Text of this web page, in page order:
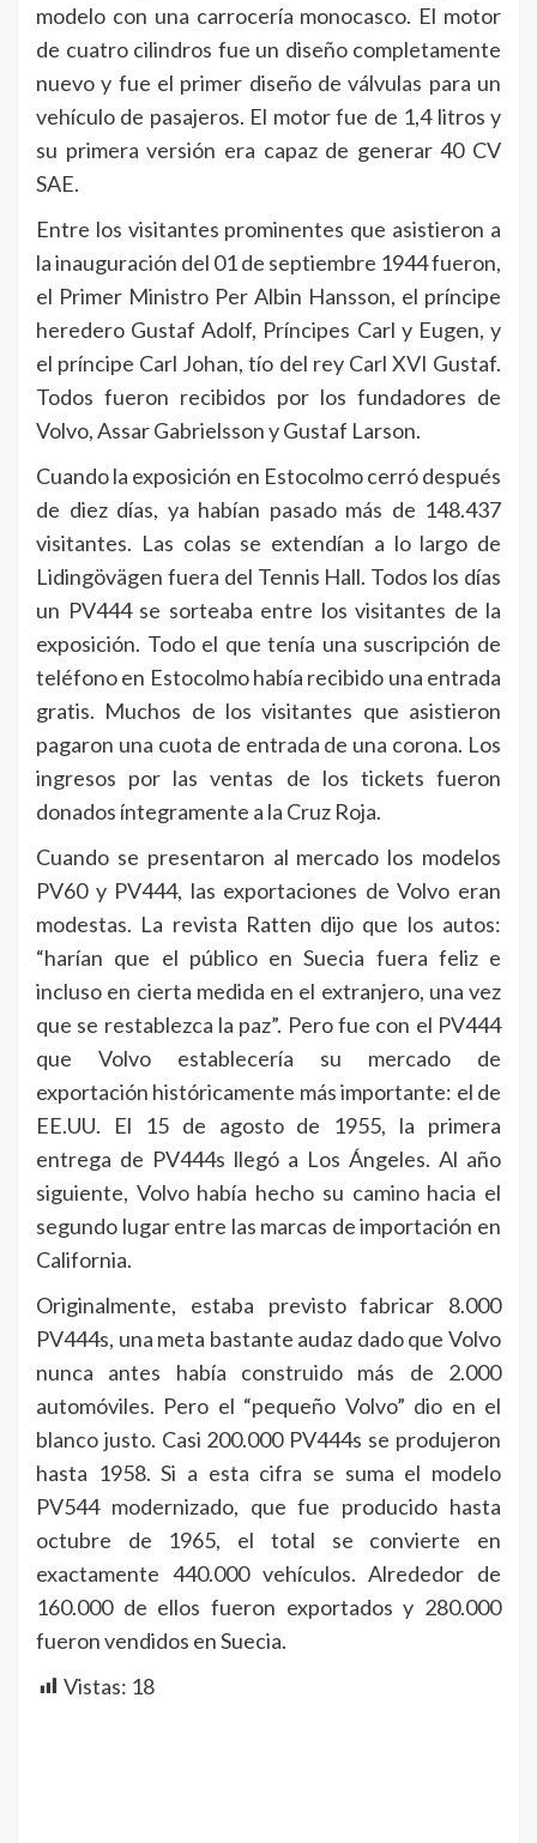
modelo con una carrocería monocasco. El motor
de cuatro cilindros fue un diseño completamente
nuevo y fue el primer diseño de válvulas para un
vehículo de pasajeros. El motor fue de 1,4 litros y
su primera versión era capaz de generar 40 CV
SAE.
Entre los visitantes prominentes que asistieron a
la inauguración del 01 de septiembre 1944 fueron,
el Primer Ministro Per Albin Hansson, el príncipe
heredero Gustaf Adolf, Príncipes Carl y Eugen, y
el príncipe Carl Johan, tío del rey Carl XVI Gustaf.
Todos fueron recibidos por los fundadores de
Volvo, Assar Gabrielsson y Gustaf Larson.
Cuando la exposición en Estocolmo cerró después
de diez días, ya habían pasado más de 148.437
visitantes. Las colas se extendían a lo largo de
Lidingövägen fuera del Tennis Hall. Todos los días
un PV444 se sorteaba entre los visitantes de la
exposición. Todo el que tenía una suscripción de
teléfono en Estocolmo había recibido una entrada
gratis. Muchos de los visitantes que asistieron
pagaron una cuota de entrada de una corona. Los
ingresos por las ventas de los tickets fueron
donados íntegramente a la Cruz Roja.
Cuando se presentaron al mercado los modelos
PV60 y PV444, las exportaciones de Volvo eran
modestas. La revista Ratten dijo que los autos:
“harían que el público en Suecia fuera feliz e
incluso en cierta medida en el extranjero, una vez
que se restablezca la paz”. Pero fue con el PV444
que Volvo establecería su mercado de
exportación históricamente más importante: el de
EE.UU. El 15 de agosto de 1955, la primera
entrega de PV444s llegó a Los Ángeles. Al año
siguiente, Volvo había hecho su camino hacia el
segundo lugar entre las marcas de importación en
California.
Originalmente, estaba previsto fabricar 8.000
PV444s, una meta bastante audaz dado que Volvo
nunca antes había construido más de 2.000
automóviles. Pero el “pequeño Volvo” dio en el
blanco justo. Casi 200.000 PV444s se produjeron
hasta 1958. Si a esta cifra se suma el modelo
PV544 modernizado, que fue producido hasta
octubre de 1965, el total se convierte en
exactamente 440.000 vehículos. Alrededor de
160.000 de ellos fueron exportados y 280.000
fueron vendidos en Suecia.
Vistas: 18